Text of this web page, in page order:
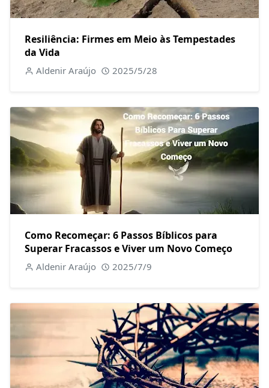
Resiliência: Firmes em Meio às Tempestades
da Vida
Aldenir Araújo 2025/5/28
Como Recomeçar: 6 Passos Bíblicos para
Superar Fracassos e Viver um Novo Começo
Aldenir Araújo 2025/7/9